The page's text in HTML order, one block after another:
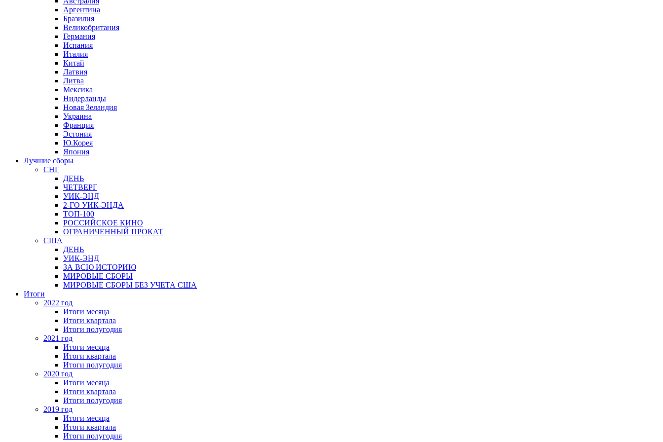
Аргентина
Бразилия
Великобритания
Германия
Испания
Италия
Китай
Латвия
Литва
Мексика
Нидерланды
Новая Зеландия
Украина
Франция
Эстония
Ю.Корея
Япония
Лучшие сборы
СНГ
ДЕНЬ
ЧЕТВЕРГ
УИК-ЭНД
2-ГО УИК-ЭНДА
ТОП-100
РОССИЙСКОЕ КИНО
ОГРАНИЧЕННЫЙ ПРОКАТ
США
ДЕНЬ
УИК-ЭНД
ЗА ВСЮ ИСТОРИЮ
МИРОВЫЕ СБОРЫ
МИРОВЫЕ СБОРЫ БЕЗ УЧЕТА США
Итоги
2022 год
Итоги месяца
Итоги квартала
Итоги полугодия
2021 год
Итоги месяца
Итоги квартала
Итоги полугодия
2020 год
Итоги месяца
Итоги квартала
Итоги полугодия
2019 год
Итоги месяца
Итоги квартала
Итоги полугодия